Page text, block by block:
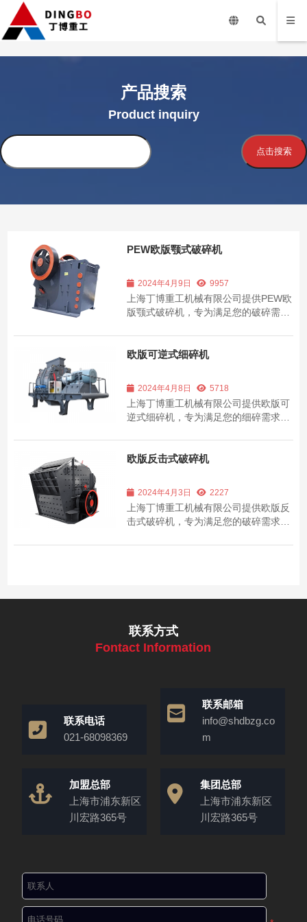
产品搜索
Product inquiry
点击搜索
PEW欧版颚式破碎机
2024年4月9日 9957
上海丁博重工机械有限公司提供PEW欧
版颚式破碎机，专为满足您的破碎需求
和耐用性而著称，适用于多种物料的破
碎加工。了解我们的破碎机系列和详细
欧版可逆式细碎机
2024年4月8日 5718
上海丁博重工机械有限公司提供欧版可
逆式细碎机，专为满足您的细碎需求而
耐用性而著称，适用于多种物料的细碎
加工。了解我们的细碎机系列和详细信
欧版反击式破碎机
2024年4月3日 2227
上海丁博重工机械有限公司提供欧版反
击式破碎机，专为满足您的破碎需求而
耐用性而著称，适用于多种物料的破碎
联系方式
Fontact Information
联系电话
021-68098369
联系邮箱
info@shdbzg.co
m
加盟总部
上海市浦东新区
川宏路365号
集团总部
上海市浦东新区
川宏路365号